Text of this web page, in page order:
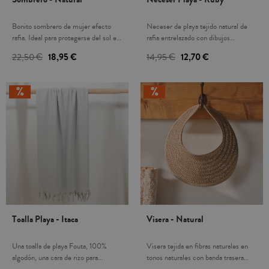
Bonito sombrero de mujer efecto
rafia. Ideal para protegerse del sol en
Ligero, fresquito.
22,50 € 18,95 €
Neceser de playa tejido natural de
rafia entrelazado con dibujos
cuerda en color beige para la
Logotipo estampado en una pieza de
tejido de algodón. Medidas:
29(ancho) x 10,5(fondo) x
18(alto)cm. Es el complemento ideal
para guardar las llaves, móvil,
maquillaje,..y localizarlos al
momento.
14,95 € 12,70 €
Toalla Playa - Itaca
Una toalla de playa Fouta, 100%
algodón, una cara de rizo para
Visera - Natural
Visera tejida en fibras naturales en
tonos naturales con banda trasera